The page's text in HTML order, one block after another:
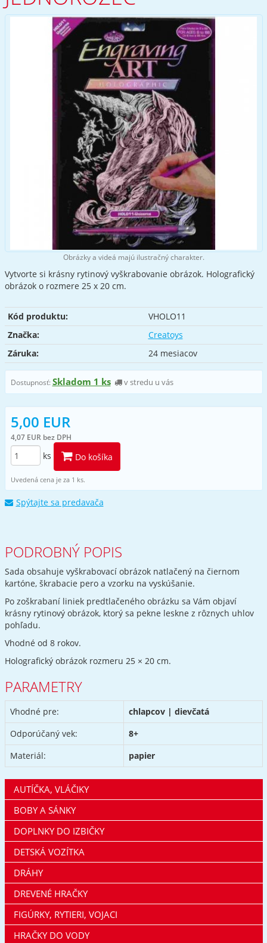
Obrázky a videá majú ilustračný charakter.
Vytvorte si krásny rytinový vyškrabovanie obrázok. Holografický
obrázok o rozmere 25 x 20 cm.
Kód produktu:
VHOLO11
Značka:
Creatoys
Záruka:
24 mesiacov
Dostupnosť:Skladom 1 ks v stredu u vás
5,00 EUR
4,07 EUR bez DPH
ks Do košíka
Uvedená cena je za 1 ks.
Spýtajte sa predavača
PODROBNÝ POPIS
Sada obsahuje vyškrabovací obrázok natlačený na čiernom
kartóne, škrabacie pero a vzorku na vyskúšanie.
Po zoškrabaní liniek predtlačeného obrázku sa Vám objaví
krásny rytinový obrázok, ktorý sa pekne leskne z rôznych uhlov
pohľadu.
Vhodné od 8 rokov.
Holografický obrázok rozmeru 25 × 20 cm.
PARAMETRY
Vhodné pre:
chlapcov | dievčatá
Odporúčaný vek:
8+
Materiál:
papier
AUTÍČKA, VLÁČIKY
BOBY A SÁNKY
DOPLNKY DO IZBIČKY
DETSKÁ VOZÍTKA
DRÁHY
DREVENÉ HRAČKY
FIGÚRKY, RYTIERI, VOJACI
HRAČKY DO VODY